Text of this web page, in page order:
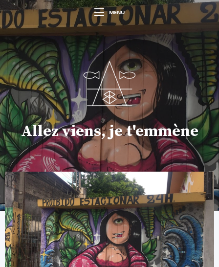
MENU
Allez viens, je t'emmène